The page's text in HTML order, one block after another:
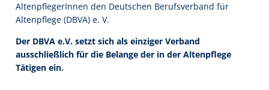
AltenpflegerInnen den Deutschen Berufsverband für
Altenpflege (DBVA) e. V.
Der DBVA e.V. setzt sich als einziger Verband
ausschließlich für die Belange der in der Altenpflege
Tätigen ein.